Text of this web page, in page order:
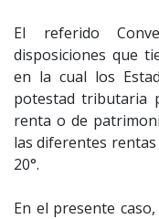
El referido
disposiciones que
en la cual los
potestad tributaria
renta o de
las diferentes rentas
20°.
En el presente caso,